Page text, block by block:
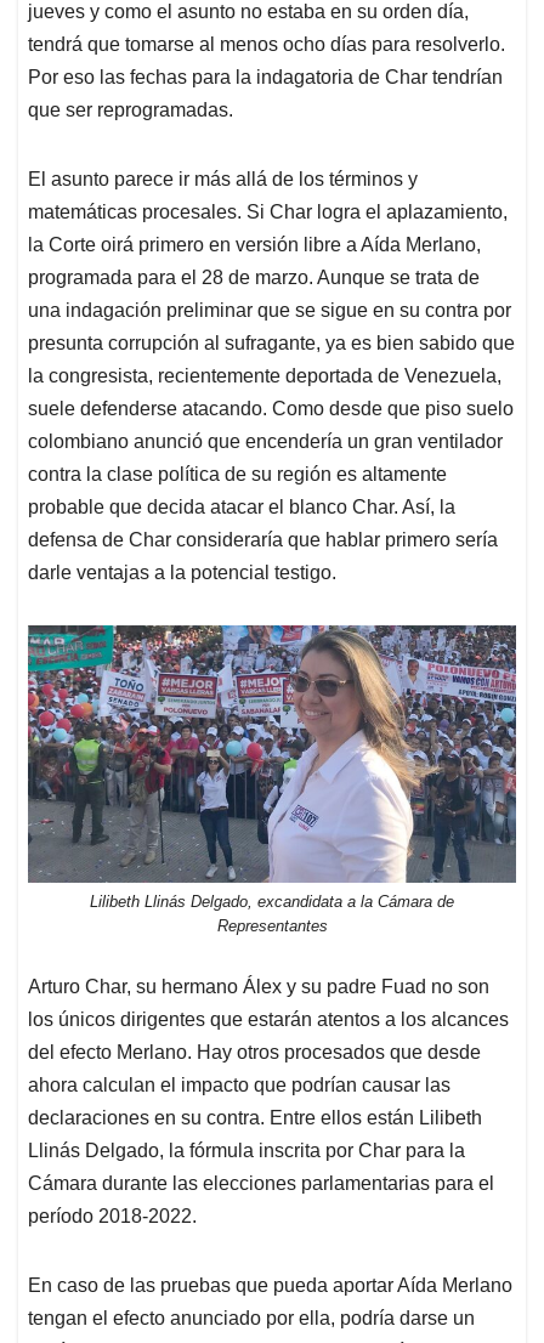
jueves y como el asunto no estaba en su orden día,
tendrá que tomarse al menos ocho días para resolverlo.
Por eso las fechas para la indagatoria de Char tendrían
que ser reprogramadas.
El asunto parece ir más allá de los términos y
matemáticas procesales. Si Char logra el aplazamiento,
la Corte oirá primero en versión libre a Aída Merlano,
programada para el 28 de marzo. Aunque se trata de
una indagación preliminar que se sigue en su contra por
presunta corrupción al sufragante, ya es bien sabido que
la congresista, recientemente deportada de Venezuela,
suele defenderse atacando. Como desde que piso suelo
colombiano anunció que encendería un gran ventilador
contra la clase política de su región es altamente
probable que decida atacar el blanco Char. Así, la
defensa de Char consideraría que hablar primero sería
darle ventajas a la potencial testigo.
Lilibeth Llinás Delgado, excandidata a la Cámara de
Representantes
Arturo Char, su hermano Álex y su padre Fuad no son
los únicos dirigentes que estarán atentos a los alcances
del efecto Merlano. Hay otros procesados que desde
ahora calculan el impacto que podrían causar las
declaraciones en su contra. Entre ellos están Lilibeth
Llinás Delgado, la fórmula inscrita por Char para la
Cámara durante las elecciones parlamentarias para el
período 2018-2022.
En caso de las pruebas que pueda aportar Aída Merlano
tengan el efecto anunciado por ella, podría darse un